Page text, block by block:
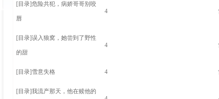
[目录]危险共犯，病娇哥哥别咬
唇
4
[目录]误入狼窝，她尝到了野性
的甜
4
[目录] 雪意失格 4
[目录]我流产那天，他在赎他的